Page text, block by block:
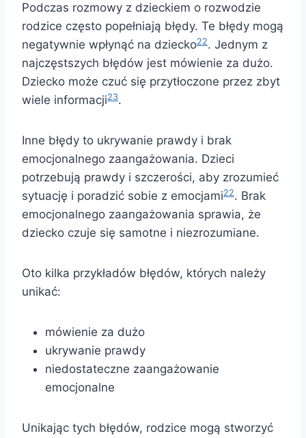
Podczas rozmowy z dzieckiem o rozwodzie
rodzice często popełniają błędy. Te błędy mogą
negatywnie wpłynąć na dziecko22. Jednym z
najczęstszych błędów jest mówienie za dużo.
Dziecko może czuć się przytłoczone przez zbyt
wiele informacji23.
Inne błędy to ukrywanie prawdy i brak
emocjonalnego zaangażowania. Dzieci
potrzebują prawdy i szczerości, aby zrozumieć
sytuację i poradzić sobie z emocjami22. Brak
emocjonalnego zaangażowania sprawia, że
dziecko czuje się samotne i niezrozumiane.
Oto kilka przykładów błędów, których należy
unikać:
mówienie za dużo
ukrywanie prawdy
niedostateczne zaangażowanie
emocjonalne
Unikając tych błędów, rodzice mogą stworzyć